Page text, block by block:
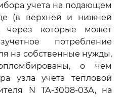
учета на подающем
(в верхней и нижней
через которые может
потребление
на собственные нужды,
о чем
узла учета тепловой
N ТА-3008-03А, на